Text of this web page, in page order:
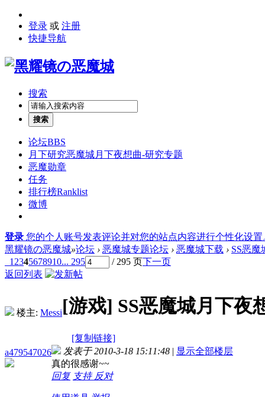
登录 或 注册
快捷导航
搜索
搜索
论坛BBS
月下研究恶魔城月下夜想曲-研究专题
恶魔勋章
任务
排行榜Ranklist
微博
登录 您的个人账号发表评论并对您的站点内容进行个性化设置
黑耀镜の恶魔城»论坛 › 恶魔城专题论坛 › 恶魔城下载 › SS恶魔
1 2345678910... 295 / 295 页下一页
返回列表
楼主: Messi[游戏] SS恶魔城月下夜
[复制链接]
a479547026
发表于 2010-3-18 15:11:48 | 显示全部楼层
真的很感谢~~
回复 支持 反对